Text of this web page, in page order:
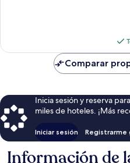
Comparar
Inicia sesión y reserva
miles de hoteles. ¡Más
Iniciar sesión Registrarme
Información de